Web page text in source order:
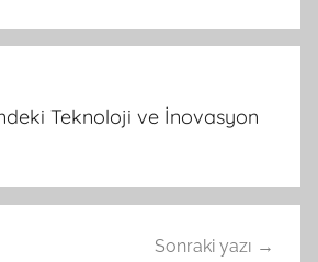
Teknoloji ve İnovasyon
Sonraki yazı